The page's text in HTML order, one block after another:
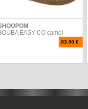
EASY CO camel
83.00 €